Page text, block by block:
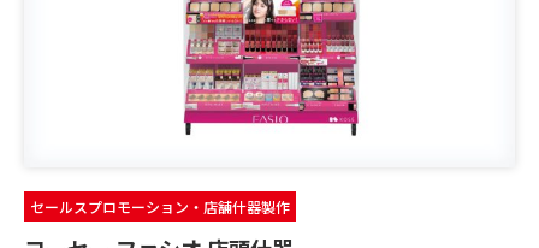
セールスプロモーション・店舗什器製作